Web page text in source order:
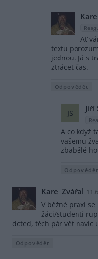
Ať
textu
jednou. Já s
ztrácet čas.
Odpovědět
JS Jiří
A co když
vašemu
zbabělé
Odpovědět
Karel Zvářal
V běžné praxi
žáci/studenti
doteď, těch pár vět navíc
Odpovědět